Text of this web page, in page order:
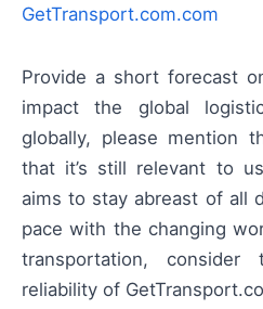
GetTransport.com.com
Provide a short forecast
impact the global
globally, please mention
that it’s still relevant to
aims to stay abreast of all
pace with the changing
transportation, consider
reliability of